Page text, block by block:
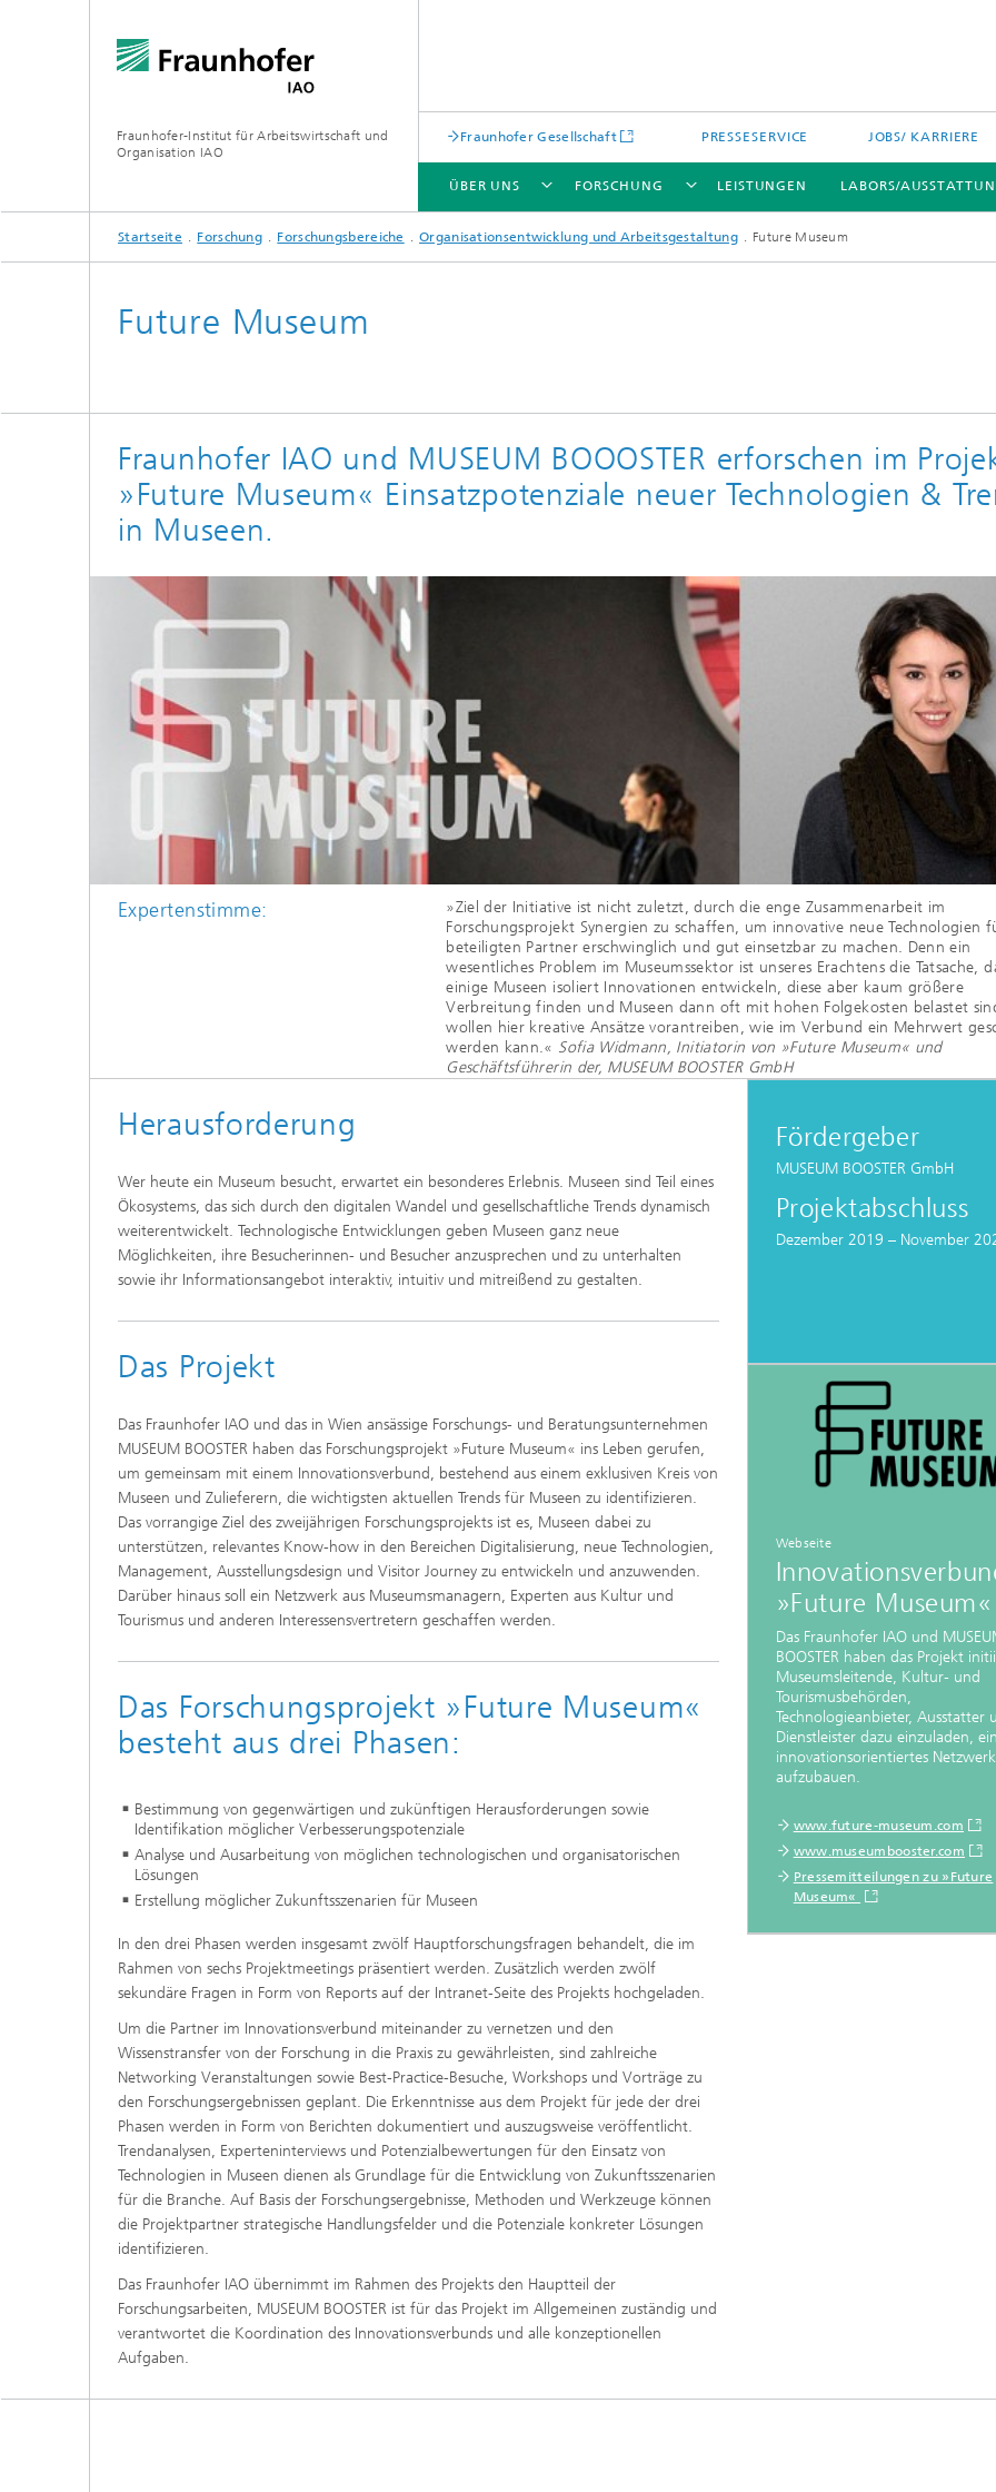
Fraunhofer-Institut für Arbeitswirtschaft und
Organisation IAO
Fraunhofer Gesellschaft PRESSESERVICE JOBS/ KARRIERE
ÜBER UNS
ÜBER UNS
FORSCHUNG
FORSCHUNG
LEISTUNGEN LABORS/
VERANSTALTUNGEN
Startseite Forschung Forschungsbereiche Organisationsentwicklung und Arbeits­­gestaltung Future Museum
Future Museum
Fraunhofer IAO und MUSEUM BOOOSTER erforschen im
»Future Museum« Einsatzpotenziale neuer Technologien &
in Museen.
Expertenstimme:
»Ziel der Initiative ist nicht zuletzt, durch die enge Zusammenarbeit im
Forschungsprojekt Synergien zu schaffen, um innovative neue Technologien
beteiligten Partner erschwinglich und gut einsetzbar zu machen. Denn ein
wesentliches Problem im Museumssektor ist unseres Erachtens die Tatsache,
einige Museen isoliert Innovationen entwickeln, diese aber kaum größere
Verbreitung finden und Museen dann oft mit hohen Folgekosten belastet
wollen hier kreative Ansätze vorantreiben, wie im Verbund ein Mehrwert
werden kann.« Sofia Widmann, Initiatorin von »Future Museum« und
Geschäftsführerin der, MUSEUM BOOSTER GmbH
Heraus­forderung
Wer heute ein Museum besucht, erwartet ein besonderes Erlebnis. Museen sind Teil eines
Ökosystems, das sich durch den digitalen Wandel und gesellschaftliche Trends dynamisch
weiterentwickelt. Technologische Entwicklungen geben Museen ganz neue
Möglichkeiten, ihre Besucherinnen- und Besucher anzusprechen und zu unterhalten
sowie ihr Informationsangebot interaktiv, intuitiv und mitreißend zu gestalten.
Das Projekt
Das Fraunhofer IAO und das in Wien ansässige Forschungs- und Beratungsunternehmen
MUSEUM BOOSTER haben das Forschungsprojekt »Future Museum« ins Leben gerufen,
um gemeinsam mit einem Innovationsverbund, bestehend aus einem exklusiven Kreis von
Museen und Zulieferern, die wichtigsten aktuellen Trends für Museen zu identifizieren.
Das vorrangige Ziel des zweijährigen Forschungsprojekts ist es, Museen dabei zu
unterstützen, relevantes Know-how in den Bereichen Digitalisierung, neue Technologien,
Management, Ausstellungsdesign und Visitor Journey zu entwickeln und anzuwenden.
Darüber hinaus soll ein Netzwerk aus Museumsmanagern, Experten aus Kultur und
Tourismus und anderen Interessensvertretern geschaffen werden.
Das Forschungsprojekt »Future Museum«
besteht aus drei Phasen:
Bestimmung von gegenwärtigen und zukünftigen Herausforderungen sowie
Identifikation möglicher Verbesserungspotenziale
Analyse und Ausarbeitung von möglichen technologischen und organisatorischen
Lösungen
Erstellung möglicher Zukunftsszenarien für Museen
In den drei Phasen werden insgesamt zwölf Hauptforschungsfragen behandelt, die im
Rahmen von sechs Projektmeetings präsentiert werden. Zusätzlich werden zwölf
sekundäre Fragen in Form von Reports auf der Intranet-Seite des Projekts hochgeladen.
Um die Partner im Innovationsverbund miteinander zu vernetzen und den
Wissenstransfer von der Forschung in die Praxis zu gewährleisten, sind zahlreiche
Networking Veranstaltungen sowie Best-Practice-Besuche, Workshops und Vorträge zu
den Forschungsergebnissen geplant. Die Erkenntnisse aus dem Projekt für jede der drei
Phasen werden in Form von Berichten dokumentiert und auszugsweise veröffentlicht.
Trendanalysen, Experteninterviews und Potenzialbewertungen für den Einsatz von
Technologien in Museen dienen als Grundlage für die Entwicklung von Zukunftsszenarien
für die Branche. Auf Basis der Forschungsergebnisse, Methoden und Werkzeuge können
die Projektpartner strategische Handlungsfelder und die Potenziale konkreter Lösungen
identifizieren.
Das Fraunhofer IAO übernimmt im Rahmen des Projekts den Hauptteil der
Forschungsarbeiten, MUSEUM BOOSTER ist für das Projekt im Allgemeinen zuständig und
verantwortet die Koordination des Innovationsverbunds und alle konzeptionellen
Aufgaben.
Fördergeber
MUSEUM BOOSTER GmbH
Projektabschluss
Dezember 2019 – November
Webseite
»Future Museum«
Das Fraunhofer IAO und
BOOSTER haben das Projekt
Museumsleitende, Kultur- und
Tourismusbehörden,
Technologieanbieter, Ausstatter
Dienstleister dazu einzuladen, ein
innovationsorientiertes Netzwerk
aufzubauen.
www.future-museum.com
www.museumbooster.com
Pressemitteilungen zu »Future
Museum«